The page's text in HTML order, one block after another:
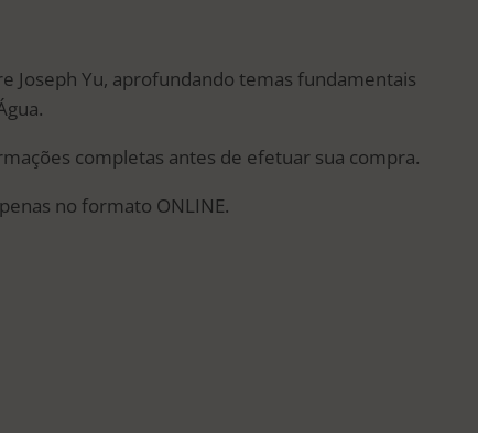
Joseph Yu, aprofundando temas fundamentais
completas antes de efetuar sua compra.
no formato ONLINE.